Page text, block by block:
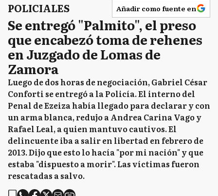
POLICIALES Añadir como fuente en
Se entregó "Palmito", el preso
que encabezó toma de rehenes
en Juzgado de Lomas de
Zamora
Luego de dos horas de negociación, Gabriel César
Conforti se entregó a la Policía. El interno del
Penal de Ezeiza había llegado para declarar y con
un arma blanca, redujo a Andrea Carina Vago y
Rafael Leal, a quien mantuvo cautivos. El
delincuente iba a salir en libertad en febrero de
2013. Dijo que esto lo hacía "por mi nación" y que
estaba "dispuesto a morir". Las víctimas fueron
rescatadas a salvo.